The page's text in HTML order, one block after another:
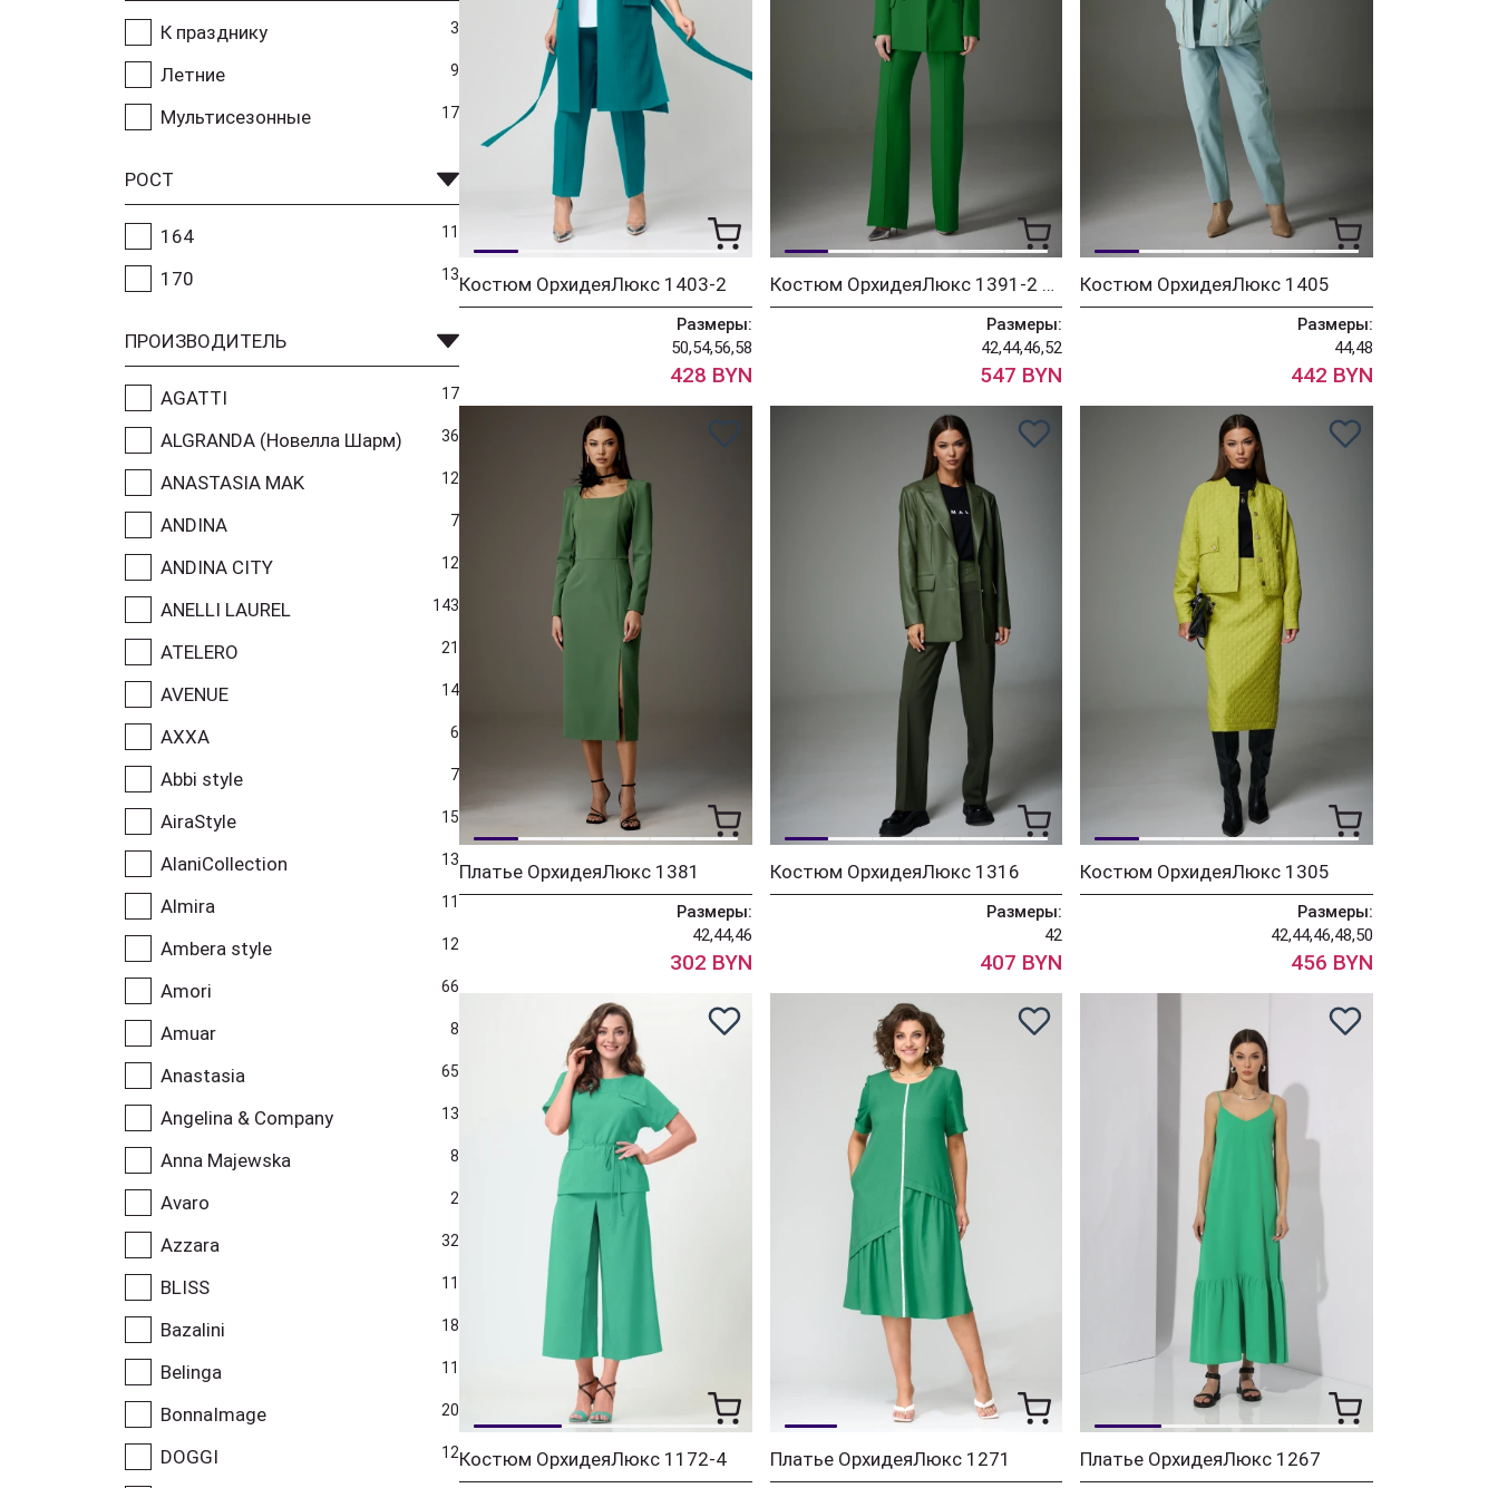
К празднику 3
Летние 9
Мультисезонные 17
РОСТ
164 11
170 13
ПРОИЗВОДИТЕЛЬ
AGATTI 17
ALGRANDA (Новелла Шарм) 36
ANASTASIA MAK 12
ANDINA 7
ANDINA CITY 12
ANELLI LAUREL 143
ATELERO 21
AVENUE 14
AXXA 6
Abbi style 7
AiraStyle 15
AlaniCollection 13
Almira 11
Ambera style 12
Amori 66
Amuar 8
Anastasia 65
Angelina & Company 13
Anna Majewska 8
Avaro 2
Azzara 32
BLISS 11
Bazalini 18
Belinga 11
BonnaImage 20
DOGGI 12
Костюм ОрхидеяЛюкс 1403-2
Размеры:
50,54,56,58
428 BYN
Костюм ОрхидеяЛюкс 1391-2 зелёный
Размеры:
42,44,46,52
547 BYN
Костюм ОрхидеяЛюкс 1405
Размеры:
44,48
442 BYN
Платье ОрхидеяЛюкс 1381
Размеры:
42,44,46
302 BYN
Костюм ОрхидеяЛюкс 1316
Размеры:
42
407 BYN
Костюм ОрхидеяЛюкс 1305
Размеры:
42,44,46,48,50
456 BYN
Костюм ОрхидеяЛюкс 1172-4 Платье ОрхидеяЛюкс 1271 Платье ОрхидеяЛюкс 1267